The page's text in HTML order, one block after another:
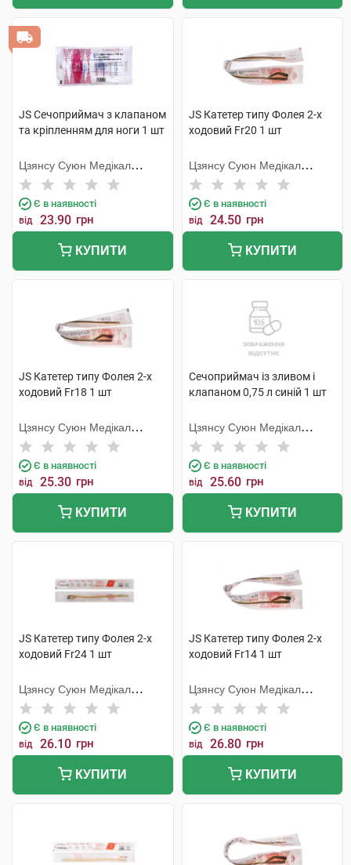
JS Сечоприймач з клапаном
та кріпленням для ноги 1 шт
Цзянсу Суюн Медікал
Метіріалс
Є в наявності
від 23.90 грн
КУПИТИ
JS Катетер типу Фолея 2-х
ходовий Fr20 1 шт
Цзянсу Суюн Медікал
Метіріалс
Є в наявності
від 24.50 грн
КУПИТИ
JS Катетер типу Фолея 2-х
ходовий Fr18 1 шт
Цзянсу Суюн Медікал
Метіріалс
Є в наявності
від 25.30 грн
КУПИТИ
Сечоприймач із зливом і
клапаном 0,75 л синій 1 шт
Цзянсу Суюн Медікал
Метіріалс
Є в наявності
від 25.60 грн
КУПИТИ
JS Катетер типу Фолея 2-х
ходовий Fr24 1 шт
Цзянсу Суюн Медікал
Метіріалс
Є в наявності
від 26.10 грн
КУПИТИ
JS Катетер типу Фолея 2-х
ходовий Fr14 1 шт
Цзянсу Суюн Медікал
Метіріалс
Є в наявності
від 26.80 грн
КУПИТИ